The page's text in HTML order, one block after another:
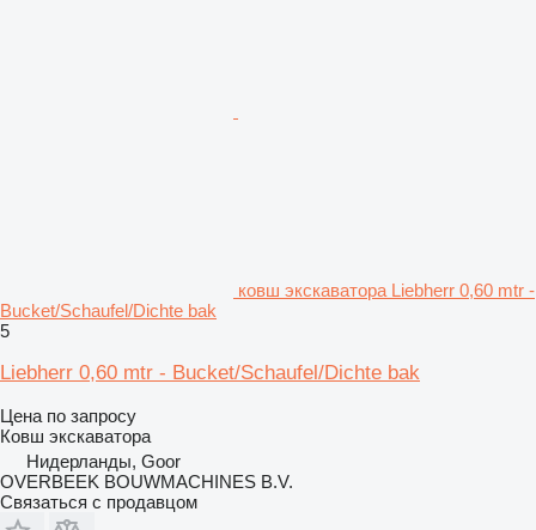
ковш экскаватора Liebherr 0,60 mtr -
Bucket/Schaufel/Dichte bak
5
Liebherr 0,60 mtr - Bucket/Schaufel/Dichte bak
Цена по запросу
Ковш экскаватора
Нидерланды, Goor
OVERBEEK BOUWMACHINES B.V.
Связаться с продавцом